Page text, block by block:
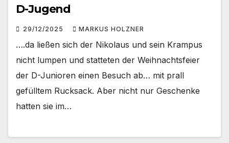
D-Jugend
29/12/2025 MARKUS HOLZNER
….da ließen sich der Nikolaus und sein Krampus
nicht lumpen und statteten der Weihnachtsfeier
der D-Junioren einen Besuch ab… mit prall
gefülltem Rucksack. Aber nicht nur Geschenke
hatten sie im…